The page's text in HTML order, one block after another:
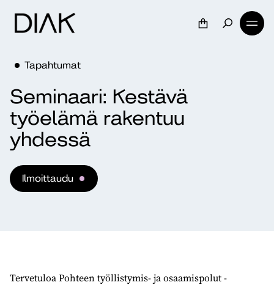
Tapahtumat
Seminaari: Kestävä
työelämä rakentuu
yhdessä
Ilmoittaudu
Tervetuloa Pohteen työllistymis- ja osaamispolut -